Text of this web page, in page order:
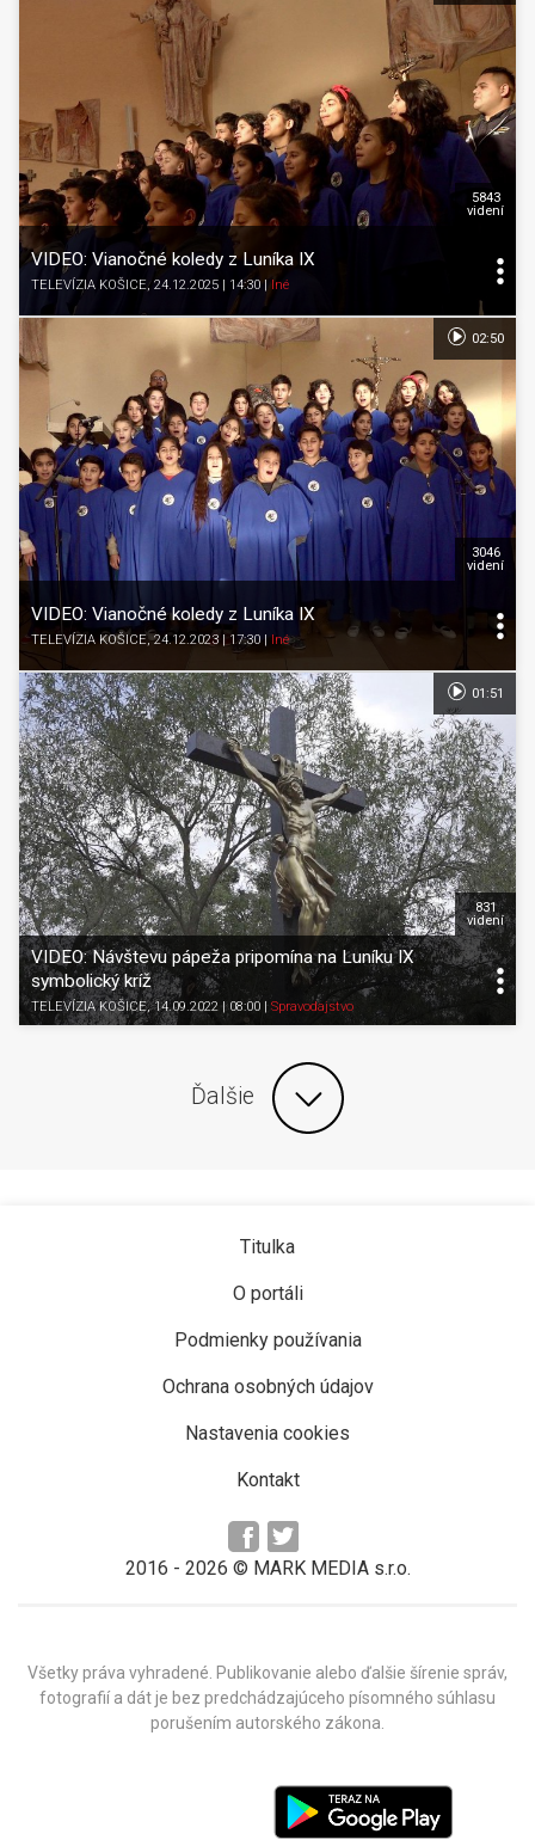
VIDEO: Vianočné koledy z Luníka IX
TELEVÍZIA KOŠICE, 24.12.2025 | 14:30 Iné
5843
videní
VIDEO: Vianočné koledy z Luníka IX
TELEVÍZIA KOŠICE, 24.12.2023 | 17:30| Iné
3046
videní
02:50
VIDEO: Návštevu pápeža pripomína na Luníku IX
symbolický kríž
TELEVÍZIA KOŠICE, 14.09.2022 | 08:00 Spravodajstvo
831
videní
01:51
Ďalšie
Titulka
O portáli
Podmienky používania
Ochrana osobných údajov
Nastavenia cookies
Kontakt
2016 - 2026 © MARK MEDIA s.r.o.
Všetky práva vyhradené. Publikovanie alebo ďalšie šírenie správ,
fotografií a dát je bez predchádzajúceho písomného súhlasu
porušením autorského zákona.